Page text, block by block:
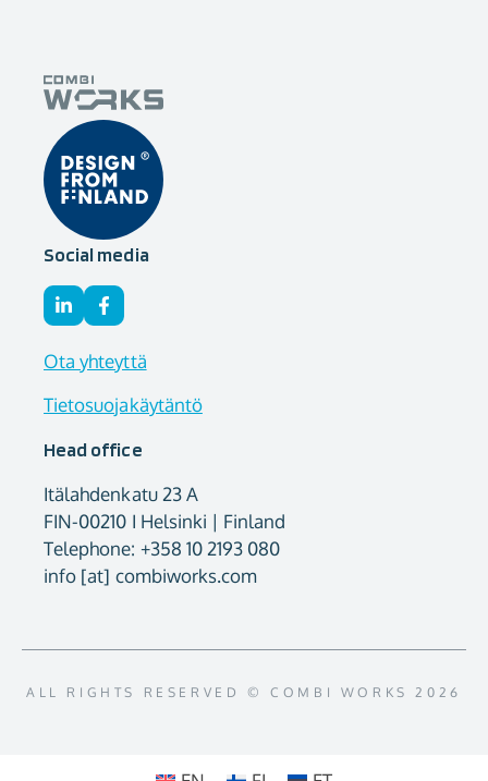
Head office
Itälahdenkatu 23 A
FIN-00210 I Helsinki | Finland
Telephone: +358 10 2193 080
info [at] combiworks.com
Social media
Ota yhteyttä
Tietosuojakäytäntö
ALL RIGHTS RESERVED © COMBI WORKS 2026